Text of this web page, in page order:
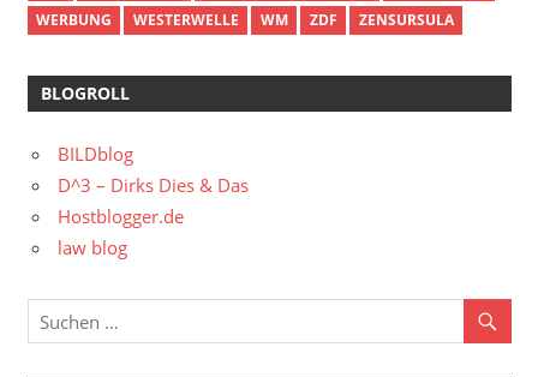
WERBUNG
WESTERWELLE WM ZDF ZENSURSULA
BLOGROLL
BILDblog
D^3 – Dirks Dies & Das
Hostblogger.de
law blog